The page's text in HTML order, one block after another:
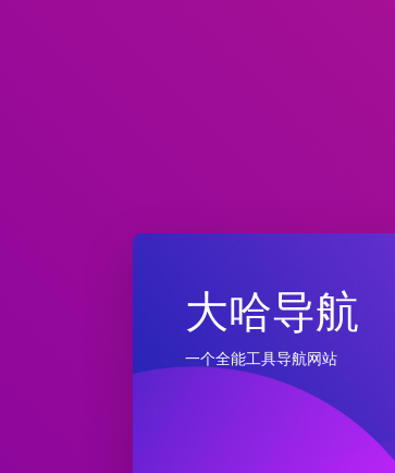
大哈导航
一个全能工具导航网站